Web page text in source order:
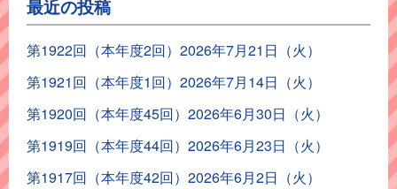
最近の投稿
第1922回（本年度2回）2026年7月21日（火）
第1921回（本年度1回）2026年7月14日（火）
第1920回（本年度45回）2026年6月30日（火）
第1919回（本年度44回）2026年6月23日（火）
第1917回（本年度42回）2026年6月2日（火）